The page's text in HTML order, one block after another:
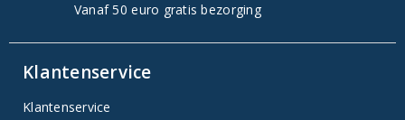
Vanaf 50 euro gratis bezorging
Klantenservice
Klantenservice